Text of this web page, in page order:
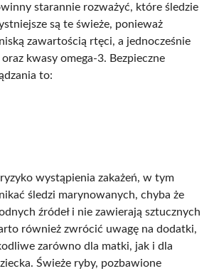
starannie rozważyć, które śledzie
są te świeże, ponieważ
zawartością rtęci, a jednocześnie
kwasy omega-3. Bezpieczne
to:
wystąpienia zakażeń, w tym
śledzi marynowanych, chyba że
źródeł i nie zawierają sztucznych
również zwrócić uwagę na dodatki,
zarówno dla matki, jak i dla
Świeże ryby, pozbawione